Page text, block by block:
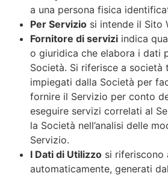
a una persona fisica
Per Servizio si intende il Sito
Fornitore di servizi indica
o giuridica che elabora i dati
Società. Si riferisce a società
impiegati dalla Società per
fornire il Servizio per conto
eseguire servizi correlati al
la Società nell’analisi delle
Servizio.
I Dati di Utilizzo si riferiscono
automaticamente, generati